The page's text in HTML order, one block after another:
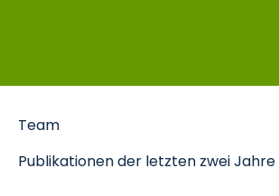
Team
Publikationen der letzten zwei Jahre